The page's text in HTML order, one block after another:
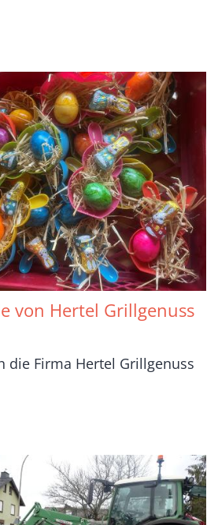
von Hertel Grillgenuss
die Firma Hertel Grillgenuss